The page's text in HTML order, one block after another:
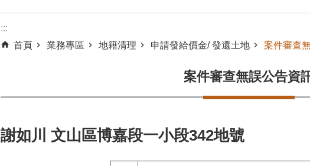
:::
首頁
業務專區 地籍清理 申請發給價金/ 發還土地 案件審查
案件審查無誤公告資
謝如川 文山區博嘉段一小段342地號